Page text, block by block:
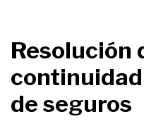
Resolución
de seguros